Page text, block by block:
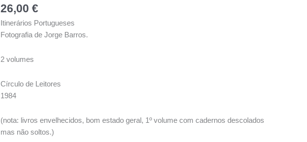
26,00 €
Itinerários Portugueses
Fotografia de Jorge Barros.
2 volumes
Círculo de Leitores
1984
(nota: livros envelhecidos, bom estado geral, 1º volume com cadernos descolados
mas não soltos.)
Tempo
e
a